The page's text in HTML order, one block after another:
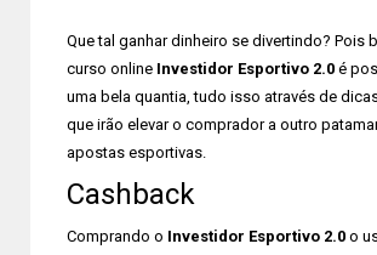
Que tal ganhar dinheiro se divertindo? Pois
curso online Investidor Esportivo 2.0 é
uma bela quantia, tudo isso através de
que irão elevar o comprador a outro
apostas esportivas.
Cashback
Comprando o Investidor Esportivo 2.0 o